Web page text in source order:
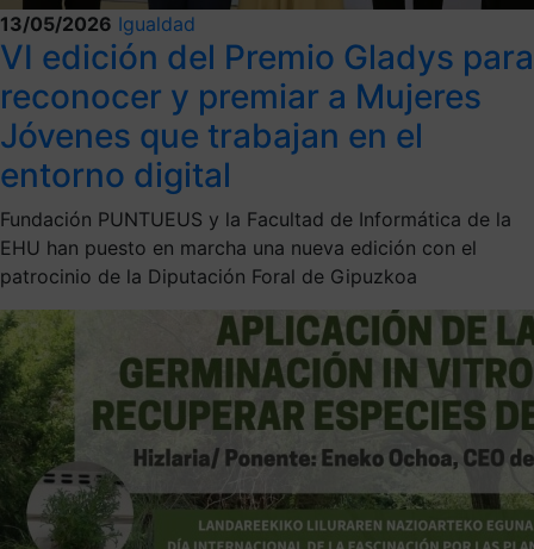
13/05/2026 Igualdad
VI edición del Premio Gladys para
reconocer y premiar a Mujeres
Jóvenes que trabajan en el
entorno digital
Fundación PUNTUEUS y la Facultad de Informática de la
EHU han puesto en marcha una nueva edición con el
patrocinio de la Diputación Foral de Gipuzkoa